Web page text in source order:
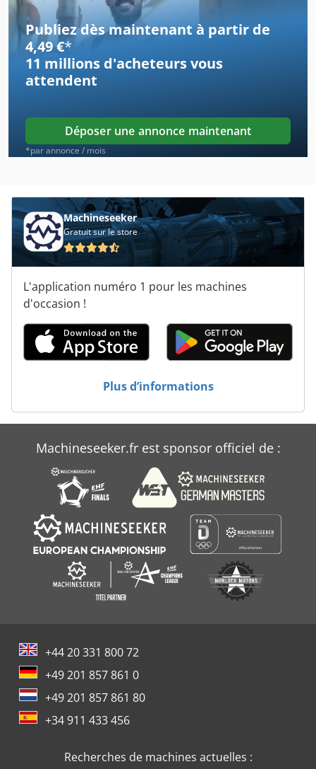
Ammann Av 20
Ammann Av 23
Ammann Av 26
Ammann Av 95
Ammann Avh 4020
Ammann Avh 5020
Ammann Avh 7010
Ammann Avh 8020
Ammann Avp 1033
Ammann Avp 1240
Ammann Avp 1850
Ammann Avp 2220
Ammann Avp 2620
Ammann Avp 3020
Ammann Avp 5920
Publiez dès maintenant à partir de
4,49 €*
11 millions d'acheteursvous
attendent
Déposer une annonce maintenant
*par annonce / mois
Machineseeker
Gratuit sur le store
L'application numéro 1 pour les machines
d'occasion !
Plus d’informations
Machineseeker.fr est sponsor officiel de :
+44 20 331 800 72
+49 201 857 861 0
+49 201 857 861 80
+34 911 433 456
Recherches de machines actuelles :